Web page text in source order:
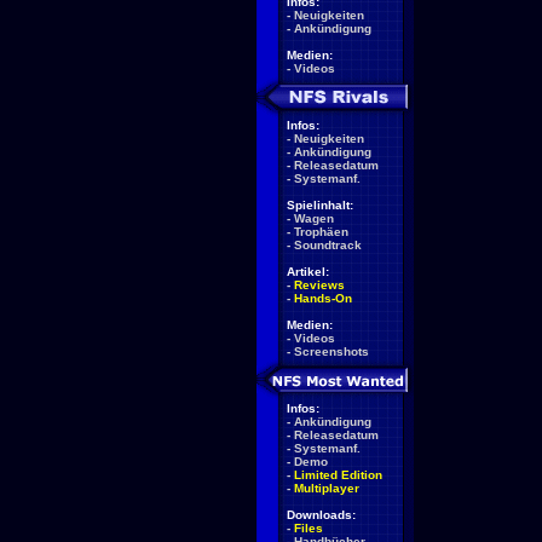
- Neuigkeiten
- Ankündigung
Medien:
- Videos
Infos:
- Neuigkeiten
- Ankündigung
- Releasedatum
- Systemanf.
Spielinhalt:
- Wagen
- Trophäen
- Soundtrack
Artikel:
- Reviews
- Hands-On
Medien:
- Videos
- Screenshots
Infos:
- Ankündigung
- Releasedatum
- Systemanf.
- Demo
- Limited Edition
- Multiplayer
Downloads:
- Files